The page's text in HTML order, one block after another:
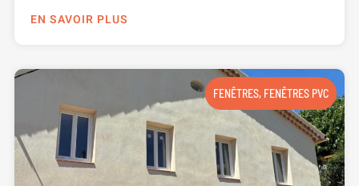
EN SAVOIR PLUS
FENÊTRES, FENÊTRES PVC